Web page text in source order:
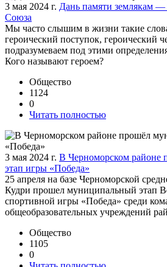
3 мая 2024 г. Дань памяти землякам —
Союза
Мы часто слышим в жизни такие
героический поступок, героический
подразумеваем под этими
Кого называют героем?
Общество
1124
0
Читать полностью
3 мая 2024 г. В Черноморском районе
этап игры «Победа»
25 апреля на базе Черноморской
Кудри прошел муниципальный этап
спортивной игры «Победа» среди
общеобразовательных учреждений
Общество
1105
0